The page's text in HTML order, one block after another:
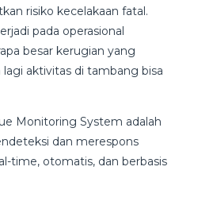
risiko kecelakaan fatal.
pada operasional
besar kerugian yang
aktivitas di tambang bisa
Monitoring System adalah
dan merespons
time, otomatis, dan berbasis